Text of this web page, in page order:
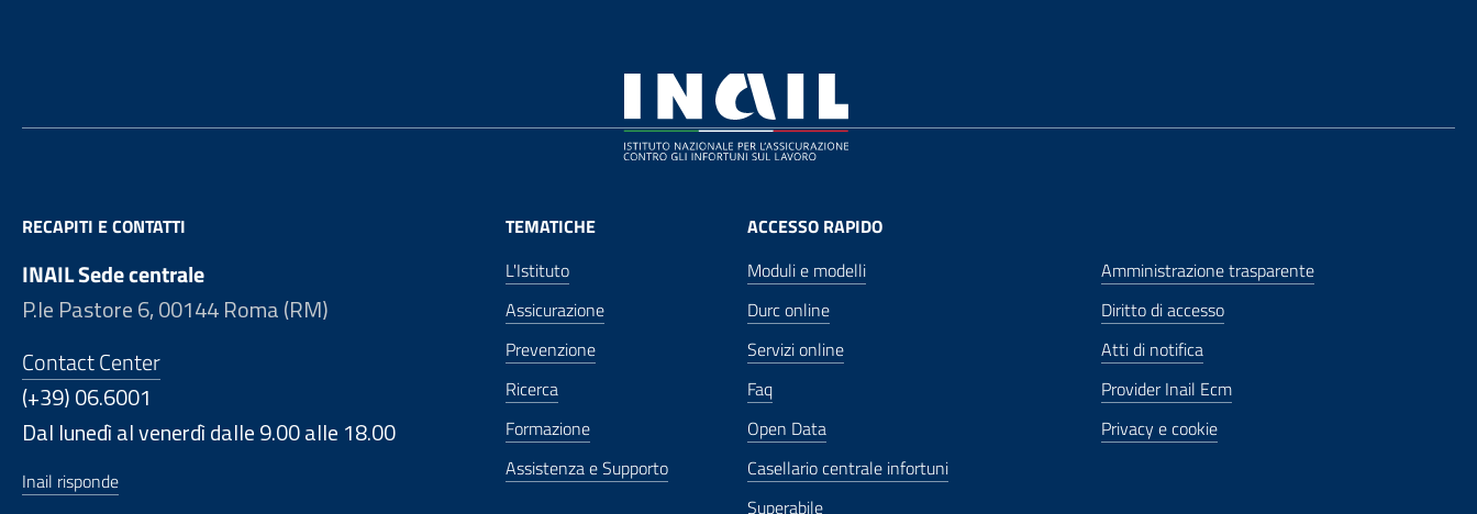
RECAPITI E CONTATTI
INAIL Sede centrale
P.le Pastore 6, 00144 Roma (RM)
Contact Center
(+39) 06.6001
Dal lunedì al venerdì dalle 9.00 alle 18.00
Inail risponde
TEMATICHE
L'Istituto
Assicurazione
Prevenzione
Ricerca
Formazione
Assistenza e Supporto
ACCESSO RAPIDO
Moduli e modelli
Durc online
Servizi online
Faq
Open Data
Casellario centrale infortuni
Superabile
Amministrazione trasparente
Diritto di accesso
Atti di notifica
Provider Inail Ecm
Privacy e cookie